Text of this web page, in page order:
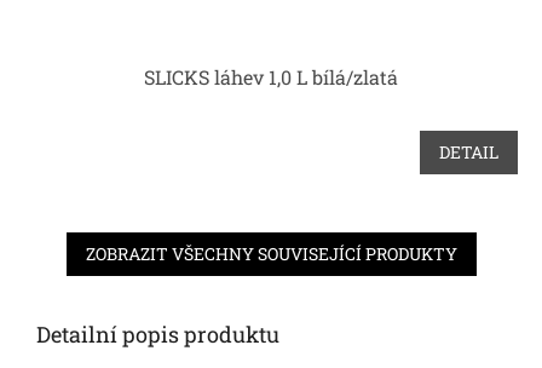
SLICKS láhev 1,0 L bílá/zlatá
DETAIL
ZOBRAZIT VŠECHNY SOUVISEJÍCÍ PRODUKTY
Detailní popis produktu